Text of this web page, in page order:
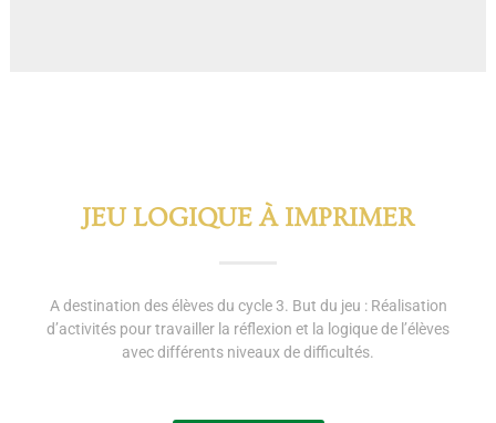
JEU LOGIQUE À IMPRIMER
A destination des élèves du cycle 3. But du jeu : Réalisation
d’activités pour travailler la réflexion et la logique de l’élèves
avec différents niveaux de difficultés.